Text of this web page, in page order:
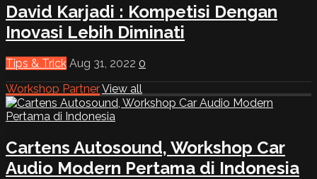
David Karjadi : Kompetisi Dengan
Inovasi Lebih Diminati
Tips & Trick Aug 31, 2022 0
Workshop PartnerView all
Cartens Autosound, Workshop Car
Audio Modern Pertama di Indonesia